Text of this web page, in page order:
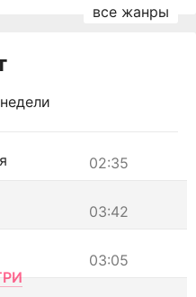
02:35
03:42
03:05